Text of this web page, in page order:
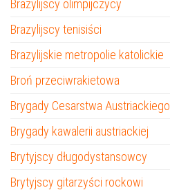
Brazylijscy olimpijczycy
Brazylijscy tenisiści
Brazylijskie metropolie katolickie
Broń przeciwrakietowa
Brygady Cesarstwa Austriackiego
Brygady kawalerii austriackiej
Brytyjscy długodystansowcy
Brytyjscy gitarzyści rockowi